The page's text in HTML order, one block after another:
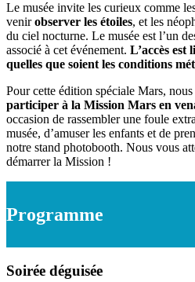
Le musée invite les curieux comme
venirobserver les étoiles, et les
du ciel nocturne. Le musée est l’un
associé à cet événement. L’accès est
quelles que soient les conditions
Pour cette édition spéciale Mars,
participer à la Mission Mars en
occasion de rassembler une foule
musée, d’amuser les enfants et de
notre stand photobooth. Nous vous
démarrer la Mission !
Programme
Soirée déguisée